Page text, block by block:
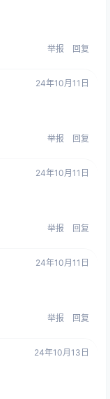
举报 回复
24年10月11日
举报 回复
24年10月11日
举报 回复
24年10月11日
举报 回复
24年10月13日